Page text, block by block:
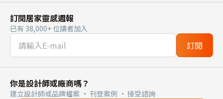
訂閱居家靈感週報
已有 38,000+ 位讀者加入
訂閱
你是設計師或廠商嗎？
建立設計師或品牌檔案 · 刊登案例 · 接受諮詢